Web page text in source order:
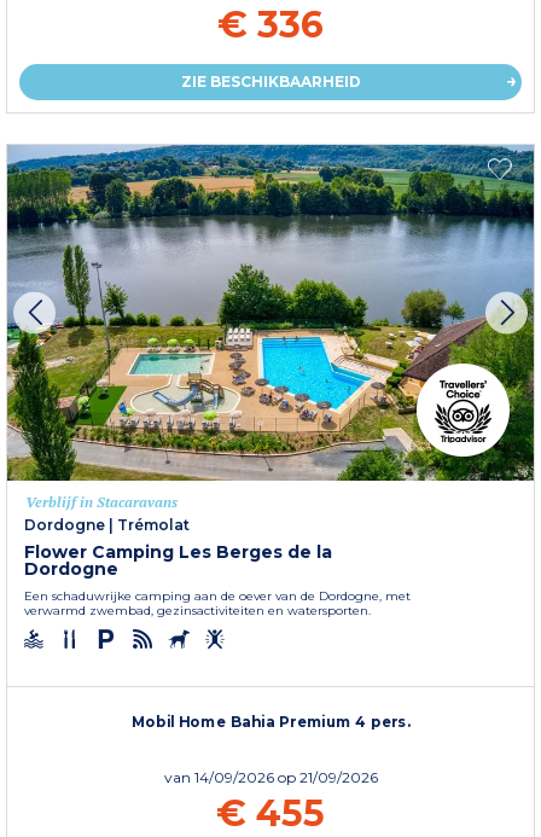
€ 336
ZIE BESCHIKBAARHEID
Verblijf in Stacaravans
Dordogne | Trémolat
Flower Camping Les Berges de la
Dordogne
Een schaduwrijke camping aan de oever van de Dordogne, met
verwarmd zwembad, gezinsactiviteiten en watersporten.
Mobil Home Bahia Premium 4 pers.
van 14/09/2026 op 21/09/2026
€ 455